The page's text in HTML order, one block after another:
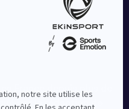
France depuis plus de
par la rédaction de